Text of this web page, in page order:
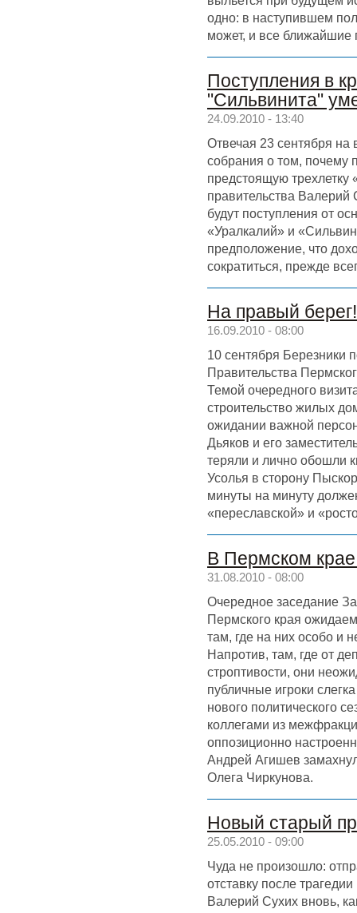
одно: в наступившем
может, и все ближайшие
Поступления в
"Сильвинита"
24.09.2010 - 13:40
Отвечая 23 сентября на
собрания о том, почему
предстоящую трехлетку
правительства Валерий
будут поступления от
«Уралкалий» и
предположение, что
сократиться, прежде
На правый берег!
16.09.2010 - 08:00
10 сентября Березники
Правительства
Темой очередного
строительство жилых
ожидании важной
Дьяков и его
теряли и лично обошли
Усолья в сторону
минуты на минуту
«переславской» и
В Пермском
31.08.2010 - 08:00
Очередное заседание
Пермского края
там, где на них особо и
Напротив, там, где от
строптивости, они
публичные игроки
нового политического
коллегами из
оппозиционно
Андрей Агишев
Олега Чиркунова.
Новый старый
25.05.2010 - 09:00
Чуда не произошло:
отставку после
Валерий Сухих вновь,